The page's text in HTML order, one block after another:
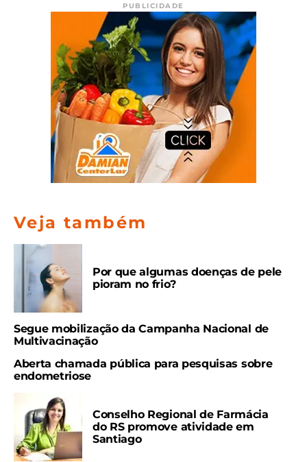
PUBLICIDADE
Veja também
Por que algumas doenças de pele
pioram no frio?
Segue mobilização da Campanha Nacional de
Multivacinação
Aberta chamada pública para pesquisas sobre
endometriose
Conselho Regional de Farmácia
do RS promove atividade em
Santiago